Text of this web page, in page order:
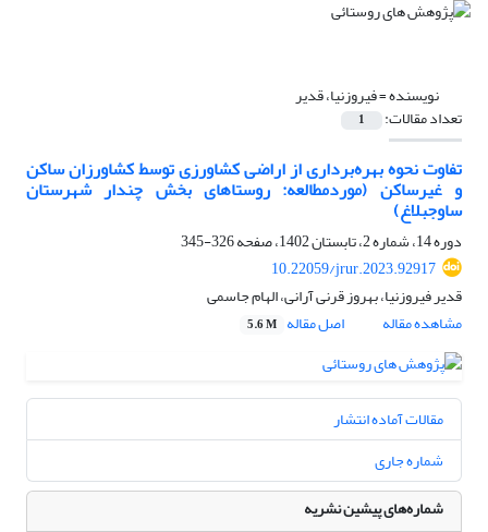
نویسنده =فیروزنیا، قدیر
تعداد مقالات: 1
تفاوت نحوه بهره‌برداری از اراضی کشاورزی توسط کشاورزان ساکن
و غیرساکن (موردمطالعه: روستاهای بخش چندار شهرستان
ساوجبلاغ)
دوره 14، شماره 2، تابستان 1402، صفحه
326-345
10.22059/jrur.2023.92917
قدیر فیروزنیا، بهروز قرنی آرانی، الهام جاسمی
مشاهده مقاله
اصل مقاله 5.6 M
مقالات آماده انتشار
شماره جاری
شماره‌های پیشین نشریه